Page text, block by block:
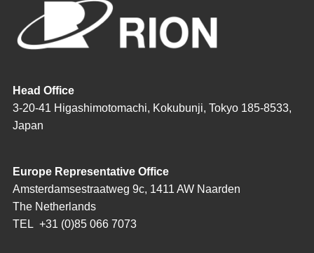
Head Office
3-20-41 Higashimotomachi, Kokubunji, Tokyo 185-8533,
Japan
Europe Representative Office
Amsterdamsestraatweg 9c, 1411 AW Naarden
The Netherlands
TEL +31 (0)85 066 7073